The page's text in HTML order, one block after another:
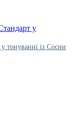
із Сосни